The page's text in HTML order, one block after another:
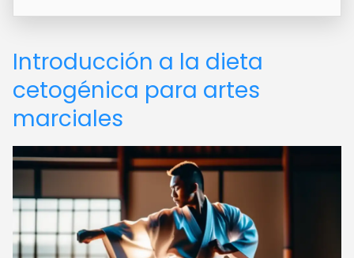
Introducción a la dieta
cetogénica para artes
marciales